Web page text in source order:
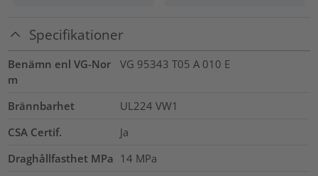
Specifikationer
Benämn enl VG-Nor
m
VG 95343 T05 A 010 E
Brännbarhet
UL224 VW1
CSA Certif.
Ja
Draghållfasthet MPa 14 MPa